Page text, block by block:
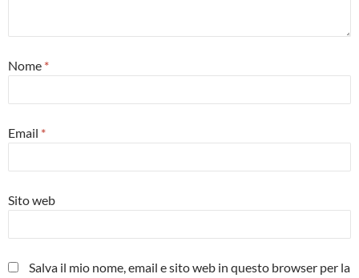
Nome *
Email *
Sito web
Salva il mio nome, email e sito web in questo browser per la